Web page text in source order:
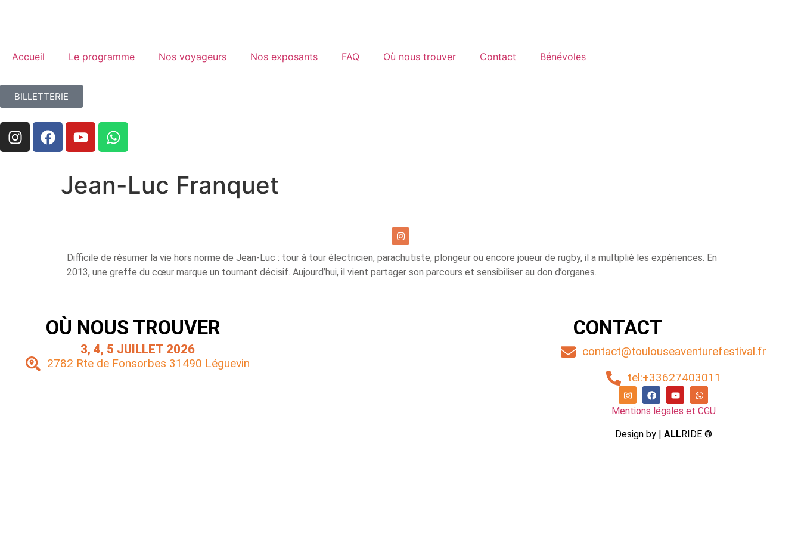
Accueil Le programme Nos voyageurs Nos exposants FAQ Où nous trouver Contact Bénévoles
BILLETTERIE
Jean-Luc Franquet
Difficile de résumer la vie hors norme de Jean-Luc : tour à tour électricien, parachutiste, plongeur ou encore joueur de rugby, il a multiplié les expériences. En
2013, une greffe du cœur marque un tournant décisif. Aujourd’hui, il vient partager son parcours et sensibiliser au don d’organes.
OÙ NOUS TROUVER
3, 4, 5 JUILLET 2026
2782 Rte de Fonsorbes 31490 Léguevin
CONTACT
contact@toulouseaventurefestival.fr
tel:+33627403011
Mentions légales et CGU
Design by | ALLRIDE ®